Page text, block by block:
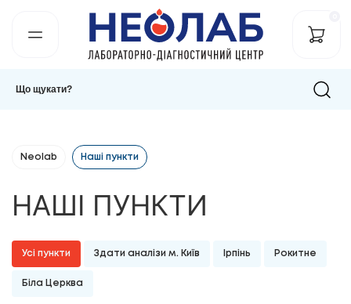
Neolab Наші пункти
НАШІ ПУНКТИ
Усі пункти Здати аналізи м. Київ Ірпінь Рокитне
Біла Церква